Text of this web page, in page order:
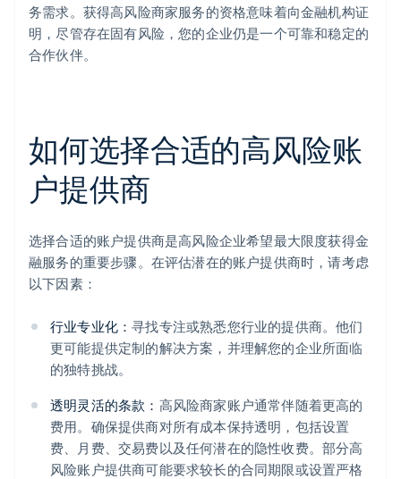
务需求。获得高风险商家服务的资格意味着向金融机构证
明，尽管存在固有风险，您的企业仍是一个可靠和稳定的
合作伙伴。
如何选择合适的高风险账
户提供商
选择合适的账户提供商是高风险企业希望最大限度获得金
融服务的重要步骤。在评估潜在的账户提供商时，请考虑
以下因素：
行业专业化：寻找专注或熟悉您行业的提供商。他们
更可能提供定制的解决方案，并理解您的企业所面临
的独特挑战。
透明灵活的条款： 高风险商家账户通常伴随着更高的
费用。确保提供商对所有成本保持透明，包括设置
费、月费、交易费以及任何潜在的隐性收费。部分高
风险账户提供商可能要求较长的合同期限或设置严格